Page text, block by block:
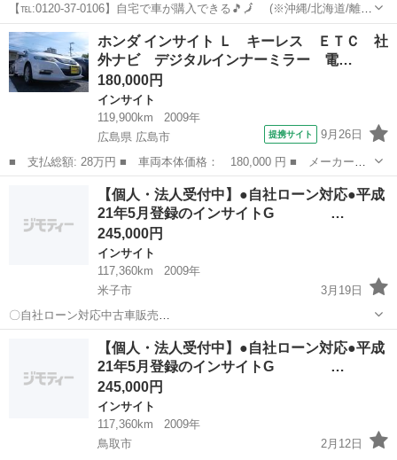
【℡:0120-37-0106】自宅で車が購入できる🎵🗾 (※沖縄/北海道/離島
除く) 今回のお車の詳細はこちらから↓仮審査も◎
https://www.otoron.jp/lists/detail?carno=...
鳥取 鳥取市 インサイト オトロン
ホンダ インサイト Ｌ キーレス ＥＴＣ 社
外ナビ デジタルインナーミラー 電…
180,000円
インサイト
119,900km
2009年
広島県 広島市
提携サイト 9月26日
■ 支払総額: 28万円 ■ 車両本体価格： 180,000 円 ■ メーカー
名： ホンダ ■ 車種名： インサイト ■ グレード名： Ｌ キー
レス ＥＴＣ 社外ナビ デジタルインナーミラー 電動格納ミラ
ー オートライト ...
インサイト
【個人・法人受付中】●自社ローン対応●平成
21年5月登録のインサイトG …
245,000円
インサイト
117,360km
2009年
米子市
3月19日
〇自社ローン対応中古車販売
〇 ☆どなたでもロ
ーン対応可能☆ １、勤続年数の短い方や自営業の方
２、パートをされる主婦の方や派遣社員の方 ３、自己破産等...
インサイト 車両
【個人・法人受付中】●自社ローン対応●平成
21年5月登録のインサイトG …
245,000円
インサイト
117,360km
2009年
鳥取市
2月12日